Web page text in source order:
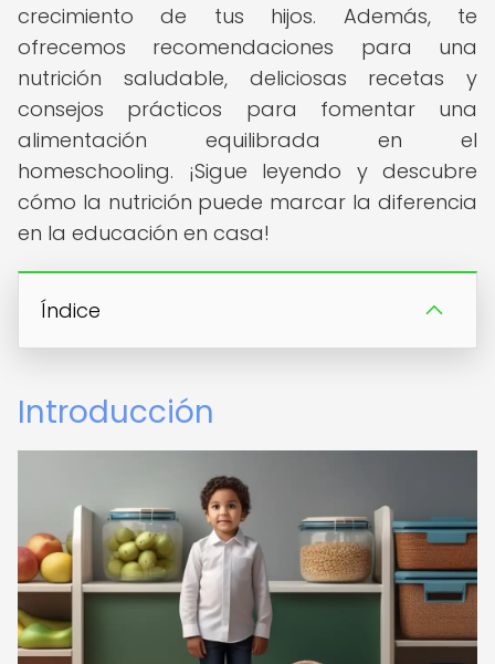
crecimiento de tus hijos. Además, te
ofrecemos recomendaciones para una
nutrición saludable, deliciosas recetas y
consejos prácticos para fomentar una
alimentación equilibrada en el
homeschooling. ¡Sigue leyendo y descubre
cómo la nutrición puede marcar la diferencia
en la educación en casa!
Índice
Introducción